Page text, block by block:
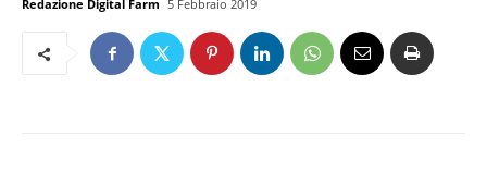
Redazione Digital Farm 5 Febbraio 2019